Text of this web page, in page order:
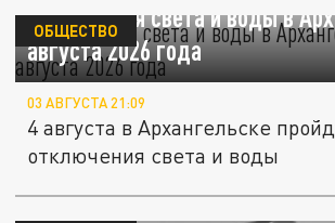
Отключения света и воды в
августа 2026 года
ОБЩЕСТВО
03 АВГУСТА 21:09
4 августа в Архангельске
отключения света и воды